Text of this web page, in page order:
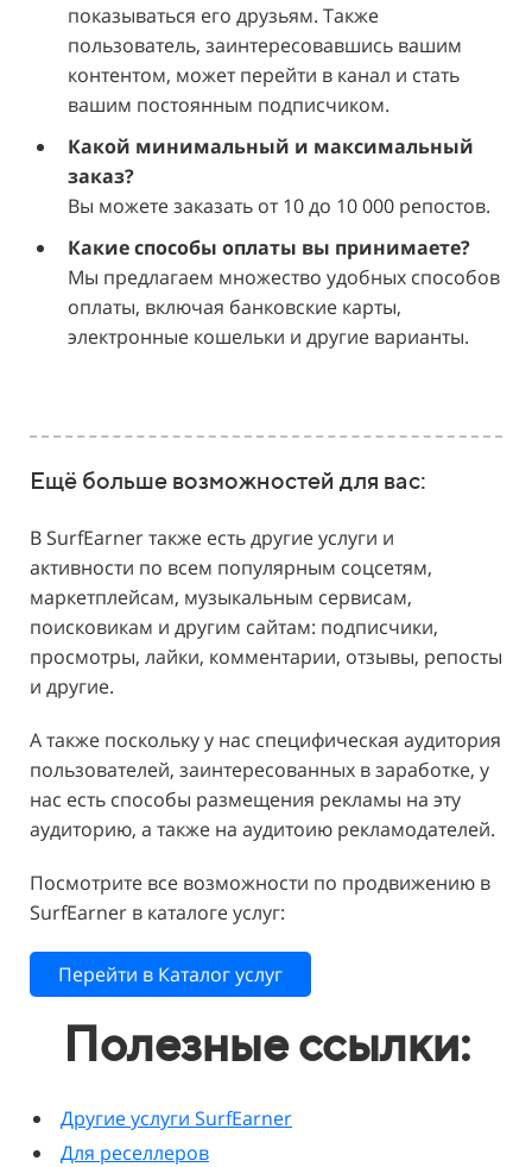
показываться его друзьям. Также
пользователь, заинтересовавшись вашим
контентом, может перейти в канал и стать
вашим постоянным подписчиком.
Какой минимальный и максимальный
заказ?
Вы можете заказать от 10 до 10 000 репостов.
Какие способы оплаты вы принимаете?
Мы предлагаем множество удобных способов
оплаты, включая банковские карты,
электронные кошельки и другие варианты.
Ещё больше возможностей для вас:
В SurfEarner также есть другие услуги и
активности по всем популярным соцсетям,
маркетплейсам, музыкальным сервисам,
поисковикам и другим сайтам: подписчики,
просмотры, лайки, комментарии, отзывы, репосты
и другие.
А также поскольку у нас специфическая аудитория
пользователей, заинтересованных в заработке, у
нас есть способы размещения рекламы на эту
аудиторию, а также на аудитоию рекламодателей.
Посмотрите все возможности по продвижению в
SurfEarner в каталоге услуг:
Перейти в Каталог услуг
Полезные ссылки:
Другие услуги SurfEarner
Для реселлеров